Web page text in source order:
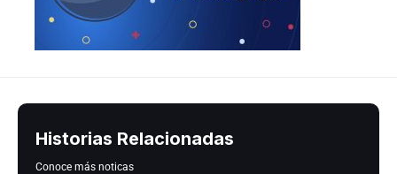
Historias Relacionadas
Conoce más noticas